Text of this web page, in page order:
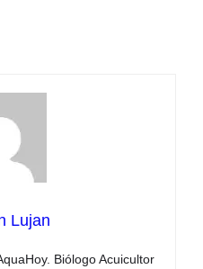
Lujan
Biólogo Acuicultor